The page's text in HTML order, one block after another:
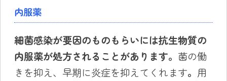
内服薬
細菌感染が要因のものもらいには抗生物質の
内服薬が処方されることがあります。 菌の働
きを抑え、早期に炎症を抑えてくれます。 用